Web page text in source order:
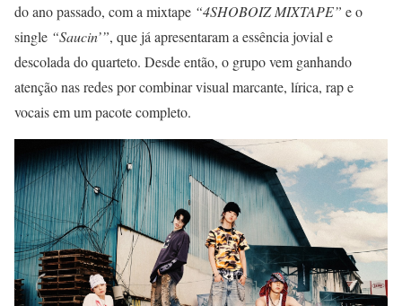
do ano passado, com a mixtape “4SHOBOIZ MIXTAPE” e o
single “Saucin’”, que já apresentaram a essência jovial e
descolada do quarteto. Desde então, o grupo vem ganhando
atenção nas redes por combinar visual marcante, lírica, rap e
vocais em um pacote completo.